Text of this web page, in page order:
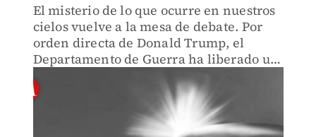
El misterio de lo que ocurre en nuestros
cielos vuelve a la mesa de debate. Por
orden directa de Donald Trump, el
Departamento de Guerra ha liberado un
catálogo de 162 archivos que incluyen
grabaciones, testimonios de astronautas